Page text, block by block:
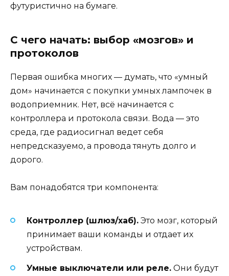
футуристично на бумаге.
С чего начать: выбор «мозгов» и
протоколов
Первая ошибка многих — думать, что «умный
дом» начинается с покупки умных лампочек в
водоприемник. Нет, всё начинается с
контроллера и протокола связи. Вода — это
среда, где радиосигнал ведет себя
непредсказуемо, а провода тянуть долго и
дорого.
Вам понадобятся три компонента:
Контроллер (шлюз/хаб). Это мозг, который
принимает ваши команды и отдает их
устройствам.
Умные выключатели или реле. Они будут